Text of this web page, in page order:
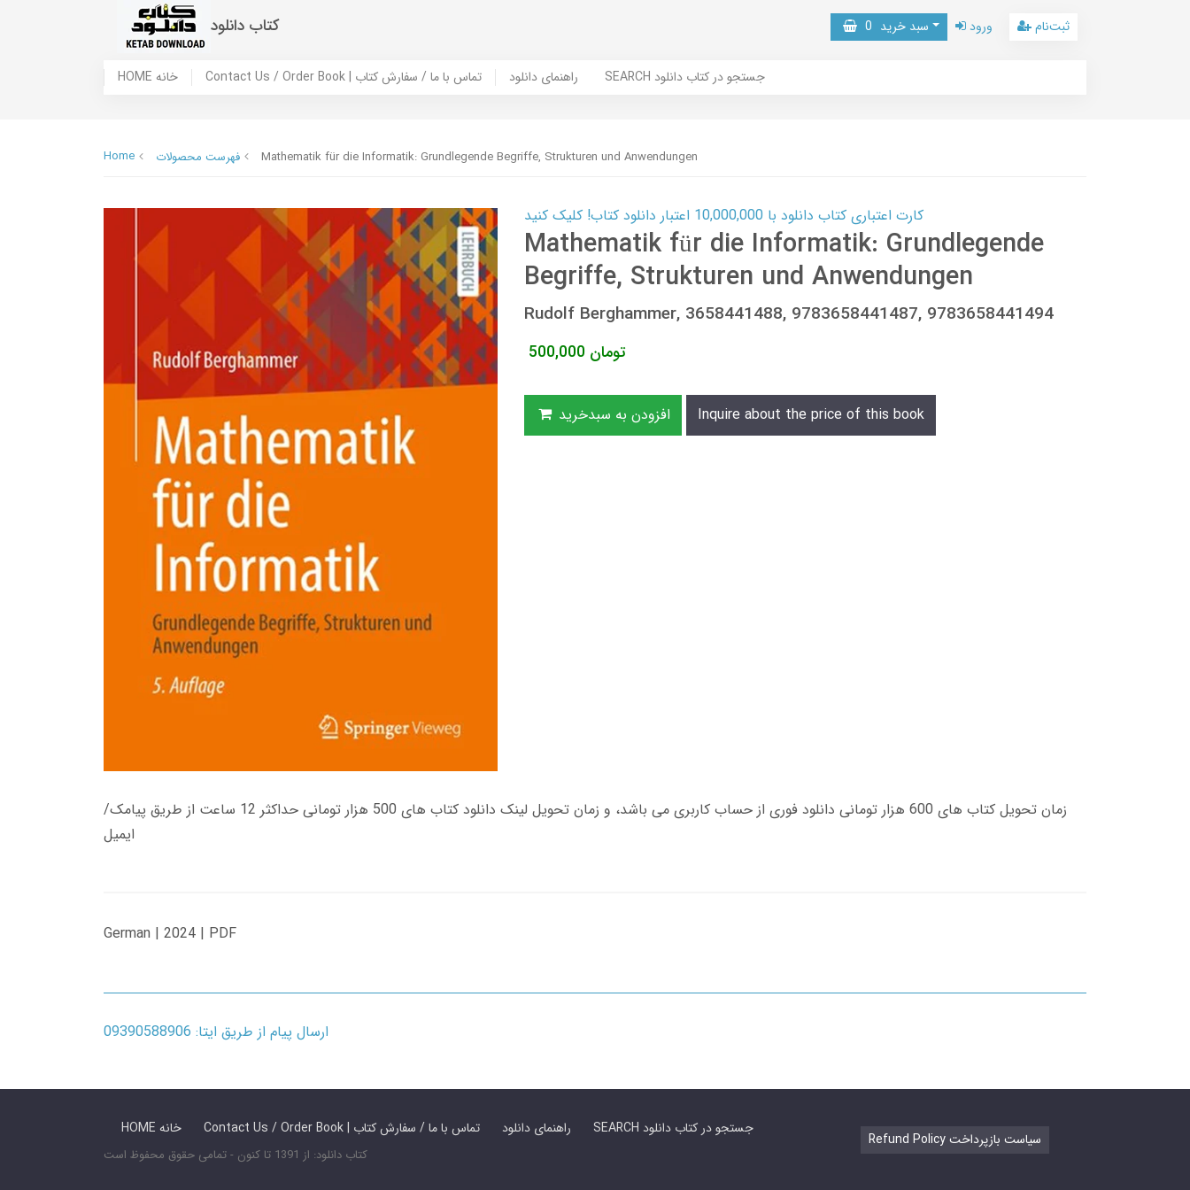
کتاب دانلود سبد خرید 0 ورود ثبت‌نام
HOME خانه Contact Us / Order Book | تماس با ما / سفارش کتاب راهنمای دانلود SEARCH جستجو در کتاب دانلود
Home فهرست محصولات Mathematik für die Informatik: Grundlegende Begriffe, Strukturen und Anwendungen
کارت اعتباری کتاب دانلود با 10,000,000 اعتبار دانلود کتاب! کلیک کنید
Mathematik für die Informatik: Grundlegende
Begriffe, Strukturen und Anwendungen
Rudolf Berghammer, 3658441488, 9783658441487, 9783658441494
500,000 تومان
افزودن به سبدخرید Inquire about the price of this book
زمان تحویل کتاب های 600 هزار تومانی دانلود فوری از حساب کاربری می باشد، و زمان تحویل لینک دانلود کتاب های 500 هزار تومانی حداکثر 12 ساعت از طریق پیامک/
ایمیل
German | 2024 | PDF
ارسال پیام از طریق ایتا: 09390588906
HOME خانه Contact Us / Order Book | تماس با ما / سفارش کتاب راهنمای دانلود SEARCH جستجو در کتاب دانلود
کتاب دانلود: از 1391 تا کنون - تمامی حقوق محفوظ است
Refund Policy سیاست بازپرداخت